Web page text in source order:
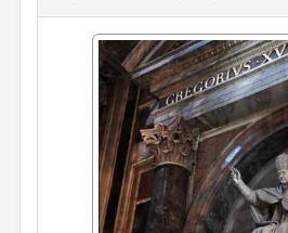
ПРАВИЛА САЙТА
ОТДЕЛЫ И РУБРИКИ
ИЗБРАННОЕ
ДАЙДЖЕСТ
ПРОИЗВЕДЕНИЯ